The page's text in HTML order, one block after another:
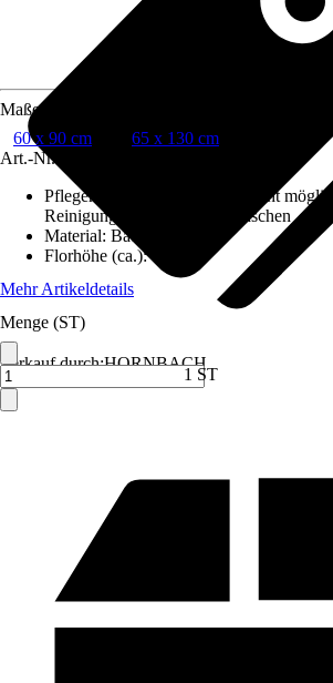
Verkauf durch:HORNBACH
Maße (BxL)
60 x 90 cm
65 x 130 cm
Art.-Nr.
Pflegehinweis
Chlorbleiche nicht
Reinigung möglich, Nicht waschen
Material: Baumwolle, Jute
Florhöhe (ca.):
Mehr Artikeldetails
Menge (ST)
1 ST